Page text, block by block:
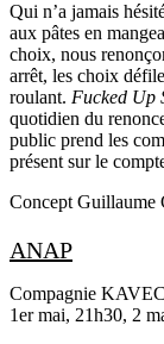
Qui n’a jamais
aux pâtes en
choix, nous
arrêt, les choix
roulant. Fucked Up
quotidien du
public prend les
présent sur le
Concept Guillaume
ANAP
Compagnie
1er mai, 21h30, 2